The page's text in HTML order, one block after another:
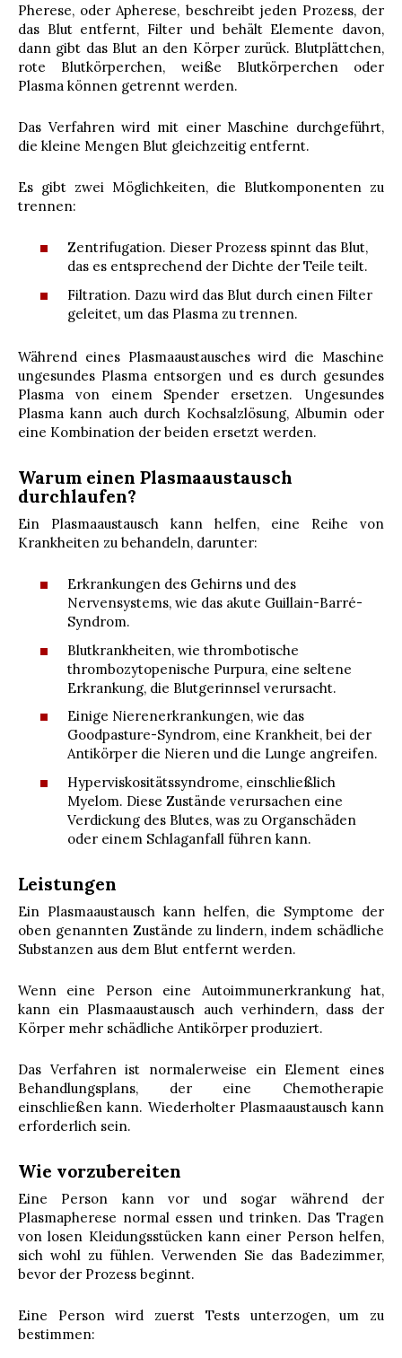
Pherese, oder Apherese, beschreibt jeden Prozess, der
das Blut entfernt, Filter und behält Elemente davon,
dann gibt das Blut an den Körper zurück. Blutplättchen,
rote Blutkörperchen, weiße Blutkörperchen oder
Plasma können getrennt werden.
Das Verfahren wird mit einer Maschine durchgeführt,
die kleine Mengen Blut gleichzeitig entfernt.
Es gibt zwei Möglichkeiten, die Blutkomponenten zu
trennen:
Zentrifugation. Dieser Prozess spinnt das Blut,
das es entsprechend der Dichte der Teile teilt.
Filtration. Dazu wird das Blut durch einen Filter
geleitet, um das Plasma zu trennen.
Während eines Plasmaaustausches wird die Maschine
ungesundes Plasma entsorgen und es durch gesundes
Plasma von einem Spender ersetzen. Ungesundes
Plasma kann auch durch Kochsalzlösung, Albumin oder
eine Kombination der beiden ersetzt werden.
Warum einen Plasmaaustausch
durchlaufen?
Ein Plasmaaustausch kann helfen, eine Reihe von
Krankheiten zu behandeln, darunter:
Erkrankungen des Gehirns und des
Nervensystems, wie das akute Guillain-Barré-
Syndrom.
Blutkrankheiten, wie thrombotische
thrombozytopenische Purpura, eine seltene
Erkrankung, die Blutgerinnsel verursacht.
Einige Nierenerkrankungen, wie das
Goodpasture-Syndrom, eine Krankheit, bei der
Antikörper die Nieren und die Lunge angreifen.
Hyperviskositätssyndrome, einschließlich
Myelom. Diese Zustände verursachen eine
Verdickung des Blutes, was zu Organschäden
oder einem Schlaganfall führen kann.
Leistungen
Ein Plasmaaustausch kann helfen, die Symptome der
oben genannten Zustände zu lindern, indem schädliche
Substanzen aus dem Blut entfernt werden.
Wenn eine Person eine Autoimmunerkrankung hat,
kann ein Plasmaaustausch auch verhindern, dass der
Körper mehr schädliche Antikörper produziert.
Das Verfahren ist normalerweise ein Element eines
Behandlungsplans, der eine Chemotherapie
einschließen kann. Wiederholter Plasmaaustausch kann
erforderlich sein.
Wie vorzubereiten
Eine Person kann vor und sogar während der
Plasmapherese normal essen und trinken. Das Tragen
von losen Kleidungsstücken kann einer Person helfen,
sich wohl zu fühlen. Verwenden Sie das Badezimmer,
bevor der Prozess beginnt.
Eine Person wird zuerst Tests unterzogen, um zu
bestimmen: